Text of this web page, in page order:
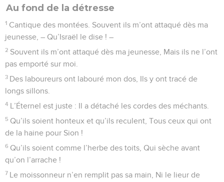
Au fond de la détresse
1 Cantique des montées. Souvent ils m’ont attaqué dès ma
jeunesse, – Qu’Israël le dise ! –
2 Souvent ils m’ont attaqué dès ma jeunesse, Mais ils ne l’ont
pas emporté sur moi.
3 Des laboureurs ont labouré mon dos, Ils y ont tracé de
longs sillons.
4 L’Éternel est juste : Il a détaché les cordes des méchants.
5 Qu’ils soient honteux et qu’ils reculent, Tous ceux qui ont
de la haine pour Sion !
6 Qu’ils soient comme l’herbe des toits, Qui sèche avant
qu’on l’arrache !
7 Le moissonneur n’en remplit pas sa main, Ni le lieur de